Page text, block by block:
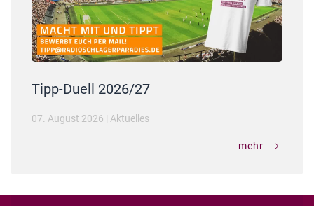
Tipp-Duell 2026/27
07. August 2026 | Aktuelles
mehr